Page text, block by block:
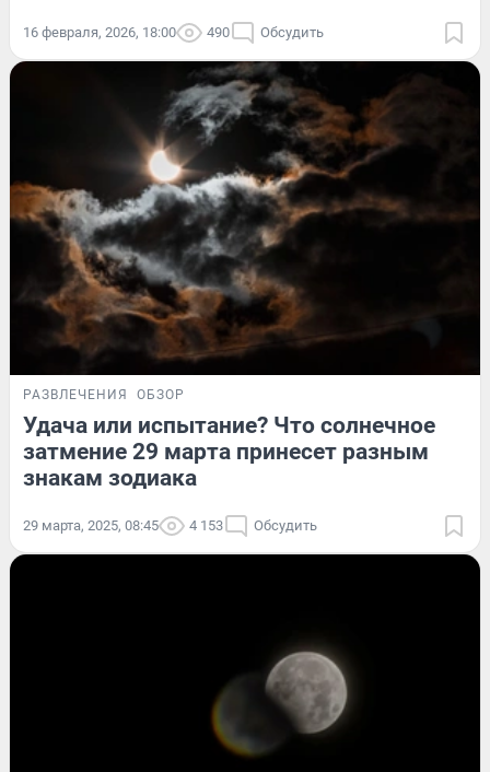
16 февраля, 2026, 18:00 490 Обсудить
РАЗВЛЕЧЕНИЯ ОБЗОР
Удача или испытание? Что солнечное
затмение 29 марта принесет разным
знакам зодиака
29 марта, 2025, 08:45 4 153 Обсудить